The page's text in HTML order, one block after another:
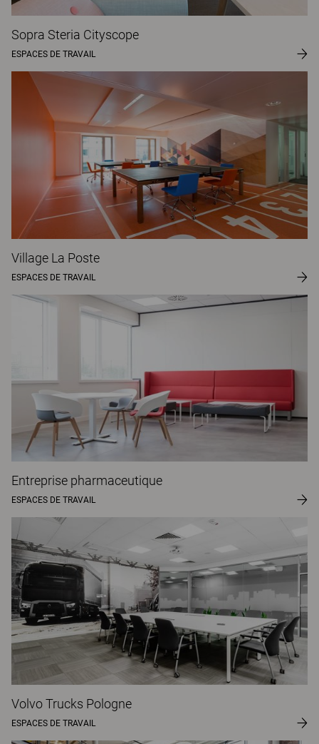
Sopra Steria Cityscope
ESPACES DE TRAVAIL
Village La Poste
ESPACES DE TRAVAIL
Entreprise pharmaceutique
ESPACES DE TRAVAIL
Volvo Trucks Pologne
ESPACES DE TRAVAIL